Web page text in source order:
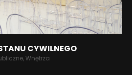
CYWILNEGO
Wnętrza